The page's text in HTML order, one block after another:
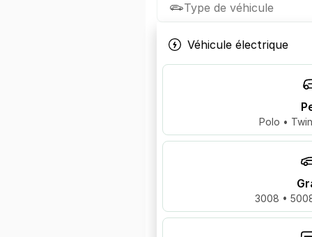
Type de véhicule
Véhicule électrique
Polo •
3008 •